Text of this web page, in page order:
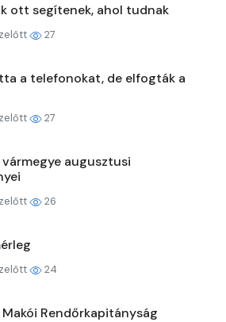
ott segítenek, ahol tudnak
27
a telefonokat, de elfogták a
27
vármegye augusztusi
26
24
Rendőrkapitányság